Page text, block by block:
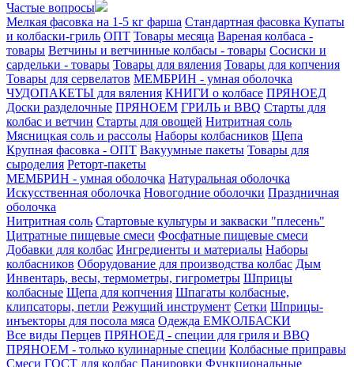
Частые вопросы
Мелкая фасовка на 1-5 кг фарша Стандартная фасовка Купаты
и колбаски-гриль ОПТ Товары месяца Вареная колбаса -
товары Ветчины и ветчинные колбасы - товары Сосиски и
сардельки - товары Товары для вяления Товары для копчения
Товары для сервелатов МЕМБРИН - умная оболочка
ЧУДОПАКЕТЫ для вяления КНИГИ о колбасе ПРЯНОЕД
Доски разделочные ПРЯНОЕМ ГРИЛЬ и BBQ Старты для
колбас и ветчин Старты для овощей Нитритная соль
Мясницкая соль и рассолы Наборы колбасников Щепа
Крупная фасовка - ОПТ Вакуумные пакеты Товары для
сыроделия Реторт-пакеты
МЕМБРИН - умная оболочка Натуральная оболочка
Искусственная оболочка Новогодние оболочки Праздничная
оболочка
Нитритная соль Стартовые культуры и закваски "плесень"
Цитратные пищевые смеси Фосфатные пищевые смеси
Добавки для колбас Ингредиенты и материалы Наборы
колбасников Оборудование для производства колбас Дым
Инвентарь, весы, термометры, гигрометры Шприцы
колбасные Щепа для копчения Шпагаты колбасные,
клипсаторы, петли Режущий инструмент Сетки Шприцы-
инъекторы для посола мяса Одежда ЕМКОЛБАСКИ
Все виды Перцев ПРЯНОЕД - специи для гриля и BBQ
ПРЯНОЕМ - только кулинарные специи Колбасные приправы
Смеси ГОСТ для колбас Панировки Функциональные